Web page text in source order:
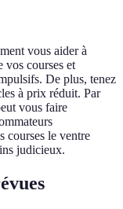
vous aider à
vos courses et
De plus, tenez
à prix réduit. Par
vous faire
courses le ventre
judicieux.